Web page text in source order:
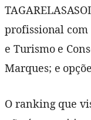
profissional com
e Turismo e
Marques; e
O ranking que